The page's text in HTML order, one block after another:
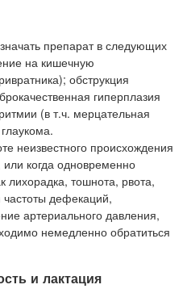
препарат в следующих
на кишечную
обструкция
гиперплазия
(в т.ч. мерцательная
неизвестного происхождения
когда одновременно
лихорадка, тошнота, рвота,
частоты дефекаций,
артериального давления,
немедленно обратиться
и лактация